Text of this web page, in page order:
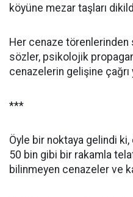
köyüne mezar taşları
Her cenaze törenlerinden
sözler, psikolojik
cenazelerin gelişine çağrı
***
Öyle bir noktaya gelindi ki,
50 bin gibi bir rakamla
bilinmeyen cenazeler ve